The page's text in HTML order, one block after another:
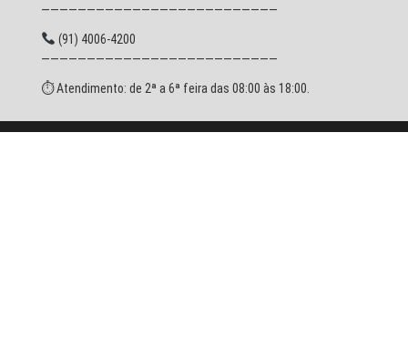
——————————————————————————
(91) 4006-4200
——————————————————————————
⏱ Atendimento: de 2ª a 6ª feira das 08:00 às 18:00.